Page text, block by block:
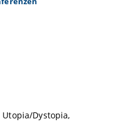
Dystopia,